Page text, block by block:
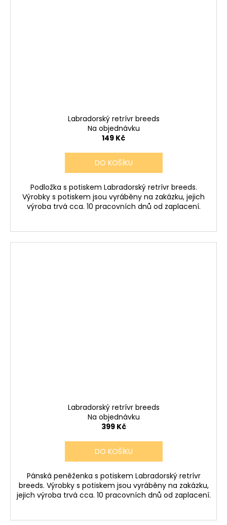
Labradorský retrívr breeds
Na objednávku
149 Kč
DO KOŠÍKU
Podložka s potiskem Labradorský retrívr breeds.
Výrobky s potiskem jsou vyráběny na zakázku, jejich
výroba trvá cca. 10 pracovních dnů od zaplacení.
Labradorský retrívr breeds
Na objednávku
399 Kč
DO KOŠÍKU
Pánská peněženka s potiskem Labradorský retrívr
breeds. Výrobky s potiskem jsou vyráběny na zakázku,
jejich výroba trvá cca. 10 pracovních dnů od zaplacení.